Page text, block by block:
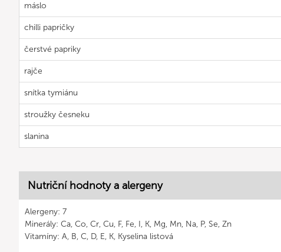
máslo
chilli papričky
čerstvé papriky
rajče
snítka tymiánu
stroužky česneku
slanina
Nutriční hodnoty a alergeny
Alergeny: 7
Minerály: Ca, Co, Cr, Cu, F, Fe, I, K, Mg, Mn, Na, P, Se, Zn
Vitamíny: A, B, C, D, E, K, Kyselina listová